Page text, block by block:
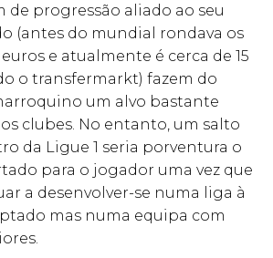
de progressão aliado ao seu
(antes do mundial rondava os
e atualmente é cerca de 15
o transfermarkt) fazem do
um alvo bastante
clubes. No entanto, um salto
da Ligue 1 seria porventura o
para o jogador uma vez que
a desenvolver-se numa liga à
mas numa equipa com